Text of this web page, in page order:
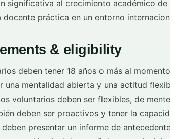
significativa al crecimiento académico
docente práctica en un entorno
& eligibility
deben tener 18 años o más al
una mentalidad abierta y una actitud
voluntarios deben ser flexibles, de
deben ser proactivos y tener la
presentar un informe de